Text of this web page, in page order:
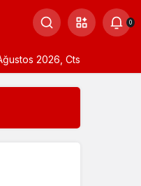
0
2026, Cts